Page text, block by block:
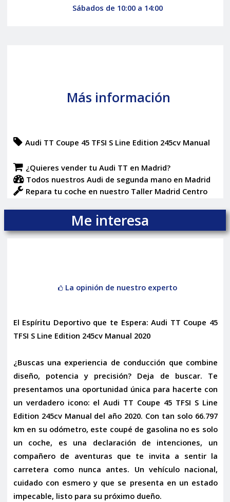
Sábados de 10:00 a 14:00
Más información
Audi TT Coupe 45 TFSI S Line Edition 245cv Manual
¿Quieres vender tu Audi TT en Madrid?
Todos nuestros Audi de segunda mano en Madrid
Repara tu coche en nuestro Taller Madrid Centro
Me interesa
La opinión de nuestro experto
El Espíritu Deportivo que te Espera: Audi TT Coupe 45
TFSI S Line Edition 245cv Manual 2020
¿Buscas una experiencia de conducción que combine
diseño, potencia y precisión? Deja de buscar. Te
presentamos una oportunidad única para hacerte con
un verdadero icono: elAudi TT Coupe 45 TFSI S Line
Edition 245cv Manual del año 2020. Con tan solo 66.797
km en su odómetro, este coupé de gasolina no es solo
un coche, es una declaración de intenciones, un
compañero de aventuras que te invita a sentir la
carretera como nunca antes. Un vehículo nacional,
cuidado con esmero y que se presenta en un estado
impecable, listo para su próximo dueño.